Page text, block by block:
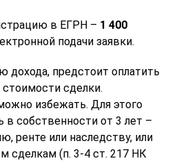
в ЕГРН – 1 400
подачи заявки.
дохода, предстоит оплатить
стоимости сделки.
избежать. Для этого
собственности от 3 лет –
ренте или наследству, или
сделкам (п. 3-4 ст. 217 НК